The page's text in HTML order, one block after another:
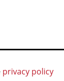
privacy policy